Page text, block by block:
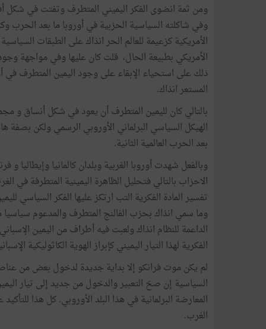
ومن ثمة انضوى الفكر اليميني المتطرف وتفتت في شكل
وفي شاكلته السياسية الحزبية في أوروبا ما بعد الحرب
الأمريكية كزعيمة للعالم الحر انذاك على الطبقات
الأمريكي بطبيعة الحال، قلت كان عليها وفي مواجهة
ذلك على استحياء الإبقاء على وجود اليمين المتطرف في
المستعر انذاك.
بالتالي كان لليمين المتطرف أن يعود في شكل
الهيكل السياسي البرلماني الأوروبي الرسمي ولكن
بعد الحرب العالمية الثانية.
وبالفعل شهدت أوروبا الغربية وبلدان كالمانيا وإيطاليا
الاحزاب بالتالي فتحليل الظاهرة اليمينية المتطرفة في
تفسير المادة الفكرية التب ارتكز عليها الفكر السياسي
وما سمي انذاك بحزب الفالنج المتطرف والمدعوم سياسيا
الداعمة للنظام انذاك ولعبت فيه أطراف من اليمين
الفكرية لهذا التيار اليميني كإبراز الهوية الكاثوليكية
لم يكن موت فرانكو إلا بداية جديدة لدخول بعض من
السياسية إن صحّ التعبير والدخول من جديد إلى تيار
المعارضة البرلمانية في هذا البلد الأوروبي. كل هذا
الغرب.